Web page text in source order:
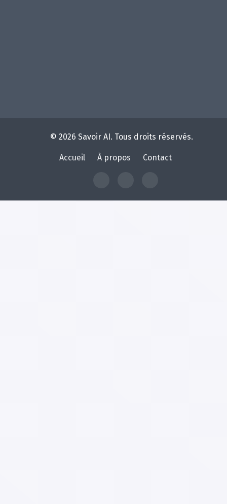
© 2026 Savoir AI. Tous droits réservés.
Accueil À propos Contact
propos